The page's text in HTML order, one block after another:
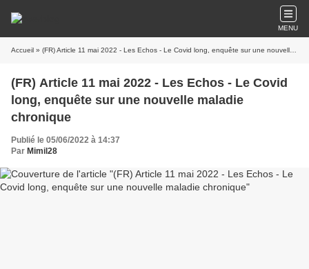
MENU
Accueil » (FR) Article 11 mai 2022 - Les Echos - Le Covid long, enquête sur une nouvelle maladie chronique
(FR) Article 11 mai 2022 - Les Echos - Le Covid
long, enquête sur une nouvelle maladie
chronique
Publié le 05/06/2022 à 14:37
Par Mimil28